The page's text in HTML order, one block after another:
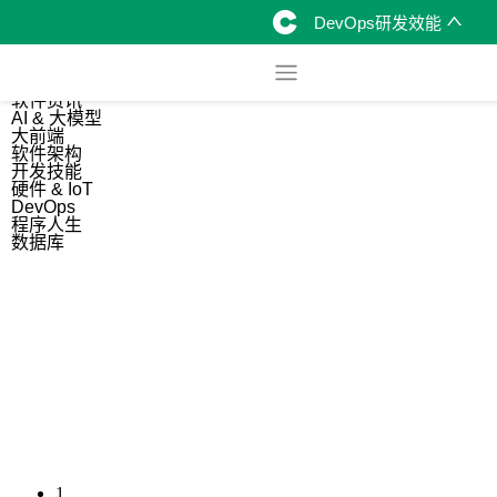
DevOps研发效能
软件资讯
AI & 大模型
大前端
软件架构
开发技能
硬件 & IoT
DevOps
程序人生
数据库
1